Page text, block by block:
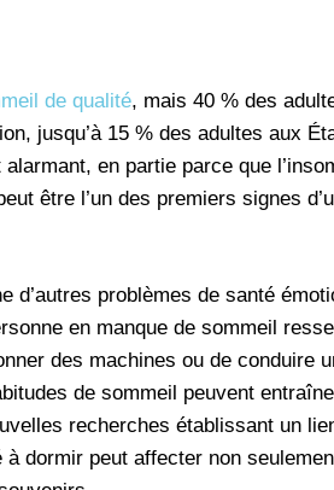
de qualité, mais 40 % des
jusqu’à 15 % des adultes aux
en partie parce que
être l’un des premiers signes
d’autres problèmes de santé
en manque de sommeil
des machines ou de conduire
de sommeil peuvent
recherches établissant un
à dormir peut affecter non